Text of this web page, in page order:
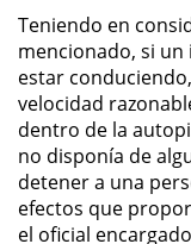
Teniendo en
mencionado, si
estar
velocidad
dentro de la
no disponía de
detener a una
efectos que
el oficial